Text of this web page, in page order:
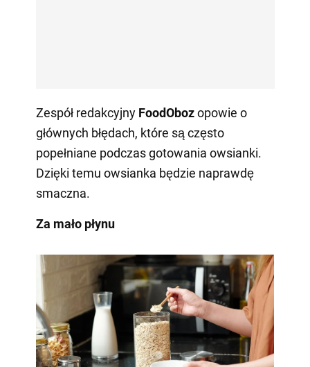
Zespół redakcyjny FoodObozopowie o
głównych błędach, które są często
popełniane podczas gotowania owsianki.
Dzięki temu owsianka będzie naprawdę
smaczna.
Za mało płynu